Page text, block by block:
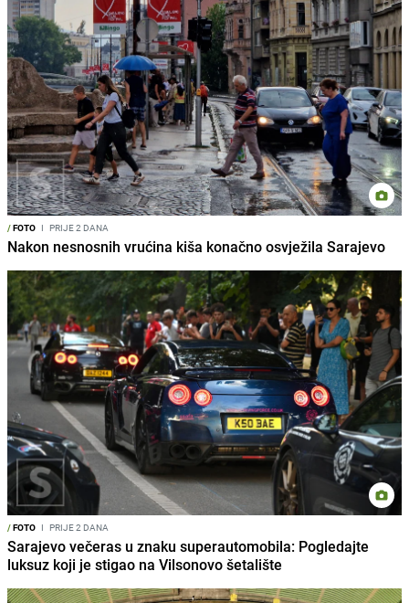
/FOTO I PRIJE 2 DANA
Nakon nesnosnih vrućina kiša konačno osvježila Sarajevo
/FOTO I PRIJE 2 DANA
Sarajevo večeras u znaku superautomobila: Pogledajte
luksuz koji je stigao na Vilsonovo šetalište